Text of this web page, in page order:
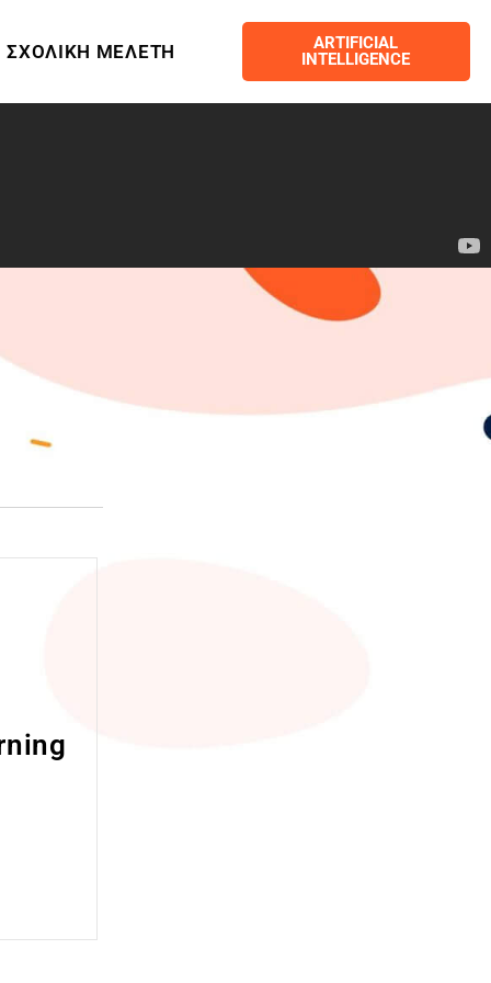
ΣΧΟΛΙΚΗ ΜΕΛΕΤΗ
ARTIFICIAL
INTELLIGENCE